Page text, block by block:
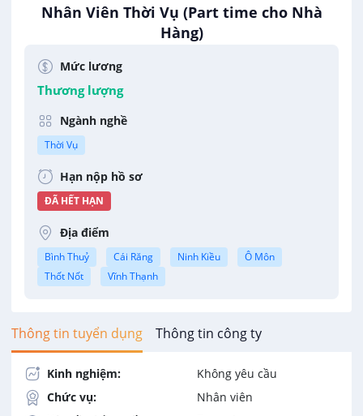
Nhân Viên Thời Vụ (Part time cho Nhà
Hàng)
Mức lương
Thương lượng
Ngành nghề
Thời Vụ
Hạn nộp hồ sơ
ĐÃ HẾT HẠN
Địa điểm
Bình Thuỷ Cái Răng Ninh Kiều
Ô Môn
Thốt Nốt
Vĩnh Thạnh
Thông tin tuyển dụng Thông tin công ty
Kinh nghiệm:
Không yêu cầu
Chức vụ:
Nhân viên